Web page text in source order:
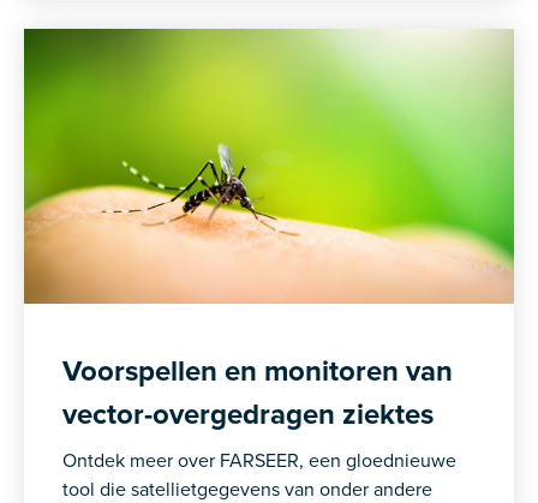
Voorspellen en monitoren van
vector-overgedragen ziektes
Ontdek meer over FARSEER, een gloednieuwe
tool die satellietgegevens van onder andere